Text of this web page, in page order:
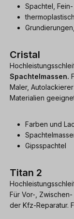
Spachtel,
Cristal
Spachtelmassen.
Maler,
Materialien
Farben und
Gipsspachtel
Titan 2
Für Vor-,
der Kfz-Reparatur.